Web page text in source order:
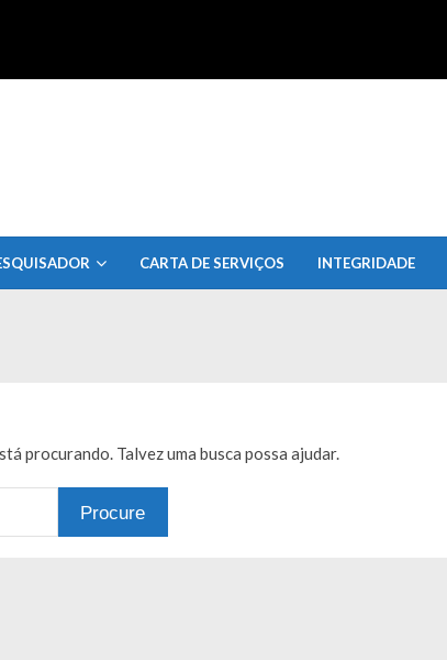
CARTA DE SERVIÇOS INTEGRIDADE
procurando. Talvez uma busca possa ajudar.